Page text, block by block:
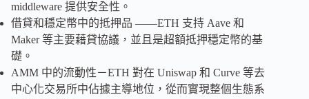
middleware 提供安全性。
借貸和穩定幣中的抵押品 ——ETH 支持 Aave 和
Maker 等主要藉貸協議，並且是超額抵押穩定幣的基
礎。
AMM 中的流動性－ETH 對在 Uniswap 和 Curve 等去
中心化交易所中佔據主導地位，從而實現整個生態系